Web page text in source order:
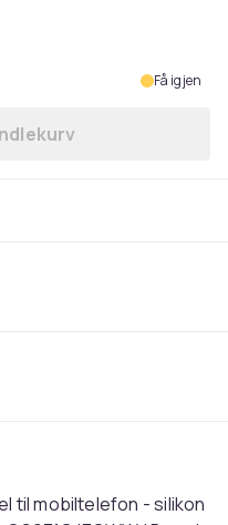
Få igjen
Samsung EF-GS931
til mobiltelefon - silikon